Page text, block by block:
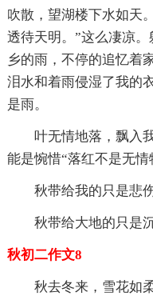
吹散，望湖楼下水如天
透待天明。”这么凄凉
乡的雨，不停的追忆着
泪水和着雨侵湿了我的
是雨。
叶无情地落，飘入
能是惋惜“落红不是无
秋带给我的只是悲
秋带给大地的只是
秋初二作文8
秋去冬来，雪花如